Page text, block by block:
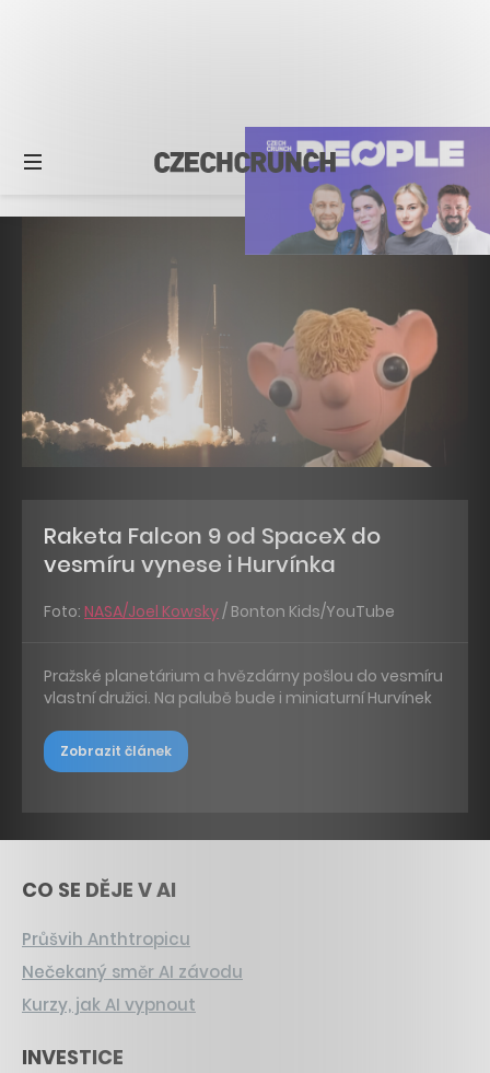
Raketa Falcon 9 od SpaceX do
vesmíru vynese i Hurvínka
Foto: NASA/Joel Kowsky/ Bonton Kids/YouTube
Pražské planetárium a hvězdárny pošlou do vesmíru
vlastní družici. Na palubě bude i miniaturní Hurvínek
Zobrazit článek
CO SE DĚJE V AI
Průšvih Anthtropicu
Nečekaný směr AI závodu
Kurzy, jak AI vypnout
INVESTICE